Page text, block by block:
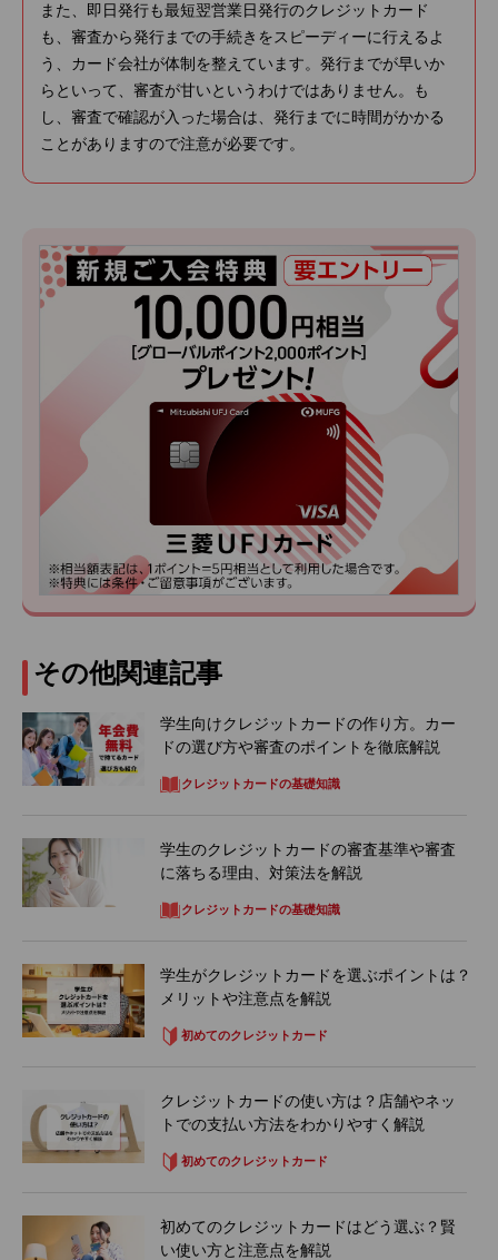
また、即日発行も最短翌営業日発行のクレジットカード
も、審査から発行までの手続きをスピーディーに行えるよ
う、カード会社が体制を整えています。発行までが早いか
らといって、審査が甘いというわけではありません。も
し、審査で確認が入った場合は、発行までに時間がかかる
ことがありますので注意が必要です。
その他関連記事
学生向けクレジットカードの作り方。カー
ドの選び方や審査のポイントを徹底解説
クレジットカードの基礎知識
学生のクレジットカードの審査基準や審査
に落ちる理由、対策法を解説
クレジットカードの基礎知識
学生がクレジットカードを選ぶポイントは？
メリットや注意点を解説
初めてのクレジットカード
クレジットカードの使い方は？店舗やネッ
トでの支払い方法をわかりやすく解説
初めてのクレジットカード
初めてのクレジットカードはどう選ぶ？賢
い使い方と注意点を解説